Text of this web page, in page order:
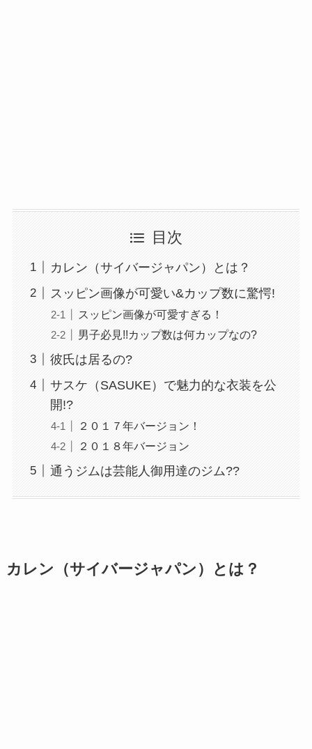
目次
カレン（サイバージャパン）とは？
スッピン画像が可愛い&カップ数に驚愕!
スッピン画像が可愛すぎる！
男子必見!!カップ数は何カップなの?
彼氏は居るの?
サスケ（SASUKE）で魅力的な衣装を公
開!?
２０１７年バージョン！
２０１８年バージョン
通うジムは芸能人御用達のジム??
カレン（サイバージャパン）とは？